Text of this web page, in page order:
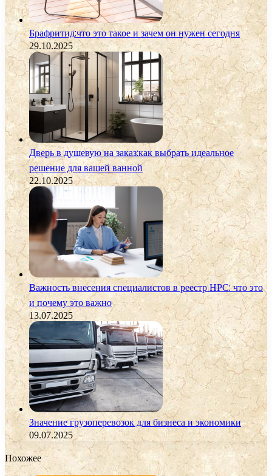
Брафритид:что это такое и зачем он нужен сегодня
29.10.2025
Дверь в душевую на заказ:как выбрать идеальное
решение для вашей ванной
22.10.2025
Важность внесения специалистов в реестр НРС: что это
и почему это важно
13.07.2025
Значение грузоперевозок для бизнеса и экономики
09.07.2025
Похожее